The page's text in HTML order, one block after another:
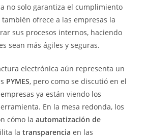
no solo garantiza el cumplimiento
ofrece a las empresas la
sus procesos internos, haciendo
sean más ágiles y seguras.
electrónica aún representa un
PYMES, pero como se discutió en el
ya están viendo los
En la mesa redonda, los
cómo la automatización de
la transparencia en las